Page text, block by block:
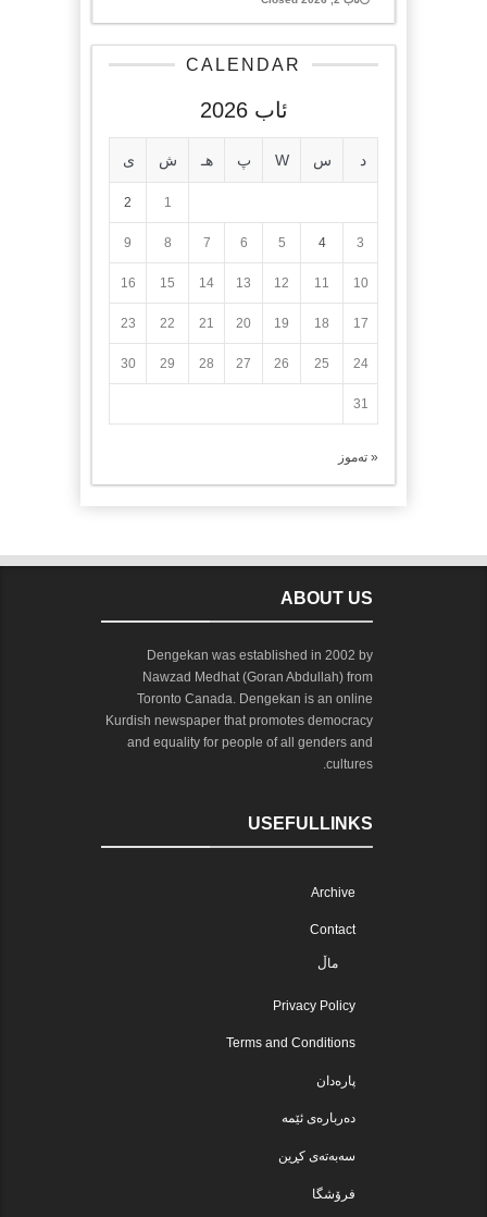
CALENDAR
ئاب 2026
د س W پ هـ ش ی
1
2
3
4
5
6
7
8
9
10
11
12
13
14
15
16
17
18
19
20
21
22
23
24
25
26
27
28
29
30
31
« تەموز
ABOUT US
Dengekan was established in 2002 by
Nawzad Medhat (Goran Abdullah) from
Toronto Canada. Dengekan is an online
Kurdish newspaper that promotes democracy
and equality for people of all genders and
cultures.
USEFULLINKS
Archive
Contact
ماڵ
Privacy Policy
Terms and Conditions
پارەدان
دەربارەی ئێمە
سەبەتەی کڕین
فرۆشگا